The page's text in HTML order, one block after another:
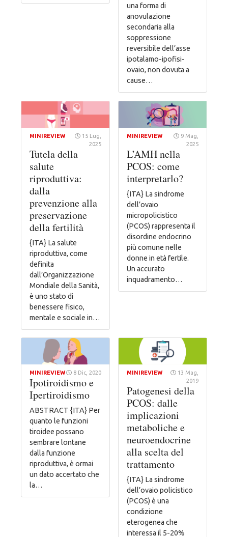
una forma di
anovulazione
secondaria alla
soppressione
reversibile dell’asse
ipotalamo-ipofisi-
ovaio, non dovuta a
cause…
MINIREVIEW
15 Lug,
2025
Tutela della
salute
riproduttiva:
dalla
prevenzione alla
preservazione
della fertilità
{ITA} La salute
riproduttiva, come
definita
dall’Organizzazione
Mondiale della Sanità,
è uno stato di
benessere fisico,
mentale e sociale in…
MINIREVIEW
9 Mag,
2025
L’AMH nella
PCOS: come
interpretarlo?
{ITA} La sindrome
dell’ovaio
micropolicistico
(PCOS) rappresenta il
disordine endocrino
più comune nelle
donne in età fertile.
Un accurato
inquadramento…
MINIREVIEW 8 Dic, 2020
Ipotiroidismo e
Ipertiroidismo
ABSTRACT {ITA} Per
quanto le funzioni
tiroidee possano
sembrare lontane
dalla funzione
riproduttiva, è ormai
un dato accertato che
la…
MINIREVIEW
13 Mag,
2019
Patogenesi della
PCOS: dalle
implicazioni
metaboliche e
neuroendocrine
alla scelta del
trattamento
{ITA} La sindrome
dell’ovaio policistico
(PCOS) è una
condizione
eterogenea che
interessa il 5-20%